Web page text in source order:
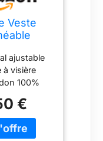
Veste
Racing
Bleu
S,
ajustable
à visière
100%
€